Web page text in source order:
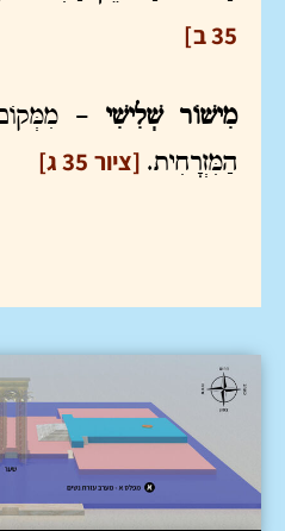
35 ב]
מִישׁוֹר שְׁלִישִׁי –
הַמִּזְרָחִית. [ציור 35 ג]